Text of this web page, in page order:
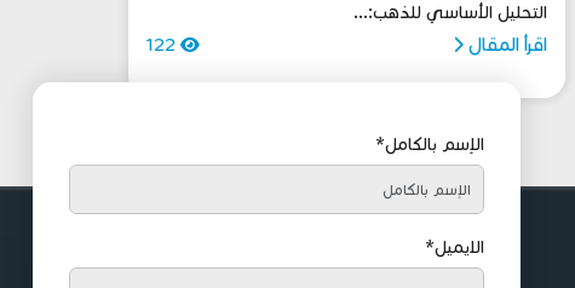
التحليل الأساسي للذهب:...
اقرأ المقال 122
الإسم بالكامل*
الايميل*